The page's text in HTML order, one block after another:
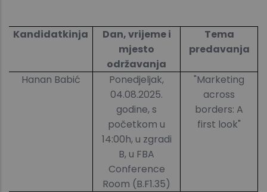
Kandidatkinja
Dan, vrijeme i
mjesto
održavanja
Tema
predavanja
Hanan Babić
Ponedjeljak,
04.08.2025.
godine, s
početkom u
14:00h, u zgradi
B, u FBA
Conference
Room (B.F1.35)
"Marketing
across
borders: A
first look"